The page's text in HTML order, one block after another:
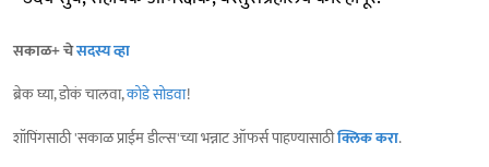
सकाळ+ चेसदस्य व्हा
ब्रेक घ्या, डोकं चालवा,कोडे सोडवा!
शॉपिंगसाठी 'सकाळ प्राईम डील्स'च्या भन्नाट ऑफर्स पाहण्यासाठीक्लिक करा.